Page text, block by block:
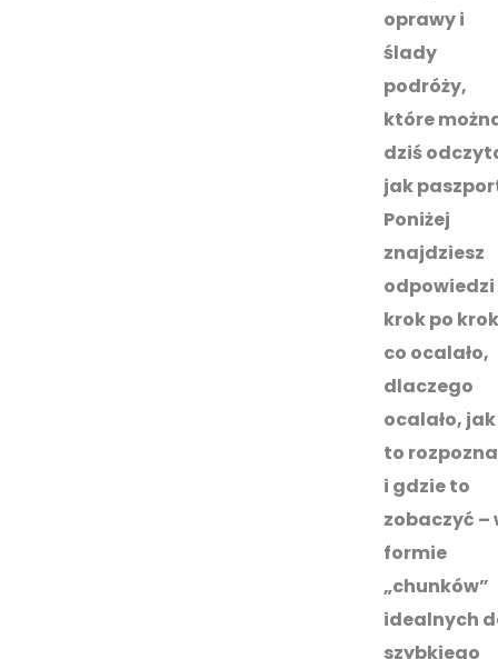
oprawy i
ślady
podróży,
które
dziś
jak
Poniżej
znajdziesz
odpowiedzi
krok po
co ocalało,
dlaczego
ocalało, jak
to
i gdzie to
zobaczyć –
formie
„chunków”
idealnych
szybkiego